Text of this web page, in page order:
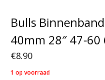
Bulls
40mm 28″ 47-60
€8.90
1 op voorraad